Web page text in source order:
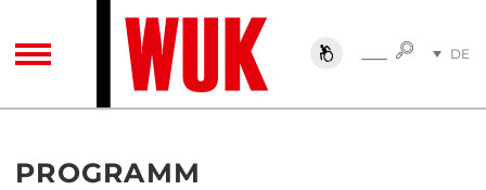
TOGGLE NAVIGATIONSUCHESUCHE
DE
Programm
PROGRAMM